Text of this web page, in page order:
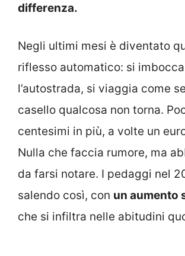
differenza.
Negli ultimi mesi è diventato
riflesso automatico: si imbocca
l’autostrada, si viaggia come
casello qualcosa non torna.
centesimi in più, a volte un
Nulla che faccia rumore, ma
da farsi notare. I pedaggi nel
salendo così, con un aumento
che si infiltra nelle abitudini